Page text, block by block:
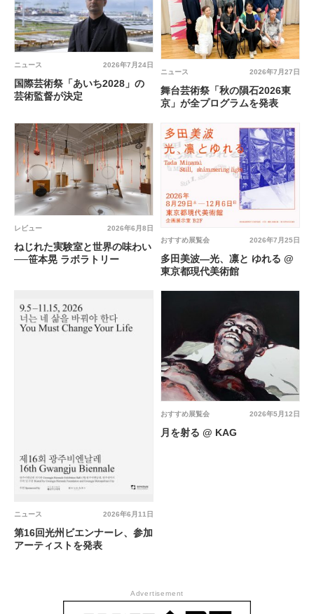
2026年7月24日
ニュース
国際芸術祭「あいち2028」の
芸術監督が決定
2026年7月27日
ニュース
舞台芸術祭「秋の隕石2026東
京」が全プログラムを発表
2026年6月8日
レビュー
ねじれた実験室と世界の味わい
──笹本晃 ラボラトリー
2026年7月25日
おすすめ展覧会
多田美波―光、凛と ゆれる @
東京都現代美術館
2026年6月11日
ニュース
第16回光州ビエンナーレ、参加
アーティストを発表
2026年5月12日
おすすめ展覧会
月を射る @ KAG
Advertisement